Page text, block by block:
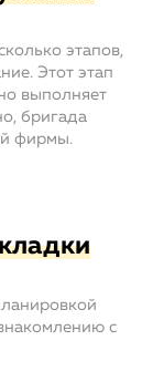
этапов,
Этот этап
выполняет
бригада
фирмы.
с